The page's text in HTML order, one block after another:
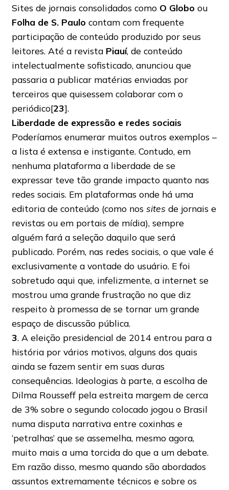
Sites de jornais consolidados como O Globo ou
Folha de S. Paulo contam com frequente
participação de conteúdo produzido por seus
leitores. Até a revista Piauí, de conteúdo
intelectualmente sofisticado, anunciou que
passaria a publicar matérias enviadas por
terceiros que quisessem colaborar com o
periódico[23].
Liberdade de expressão e redes sociais
Poderíamos enumerar muitos outros exemplos –
a lista é extensa e instigante. Contudo, em
nenhuma plataforma a liberdade de se
expressar teve tão grande impacto quanto nas
redes sociais. Em plataformas onde há uma
editoria de conteúdo (como nos sites de jornais e
revistas ou em portais de mídia), sempre
alguém fará a seleção daquilo que será
publicado. Porém, nas redes sociais, o que vale é
exclusivamente a vontade do usuário. E foi
sobretudo aqui que, infelizmente, a internet se
mostrou uma grande frustração no que diz
respeito à promessa de se tornar um grande
espaço de discussão pública.
3. A eleição presidencial de 2014 entrou para a
história por vários motivos, alguns dos quais
ainda se fazem sentir em suas duras
consequências. Ideologias à parte, a escolha de
Dilma Rousseff pela estreita margem de cerca
de 3% sobre o segundo colocado jogou o Brasil
numa disputa narrativa entre coxinhas e
‘petralhas’ que se assemelha, mesmo agora,
muito mais a uma torcida do que a um debate.
Em razão disso, mesmo quando são abordados
assuntos extremamente técnicos e sobre os